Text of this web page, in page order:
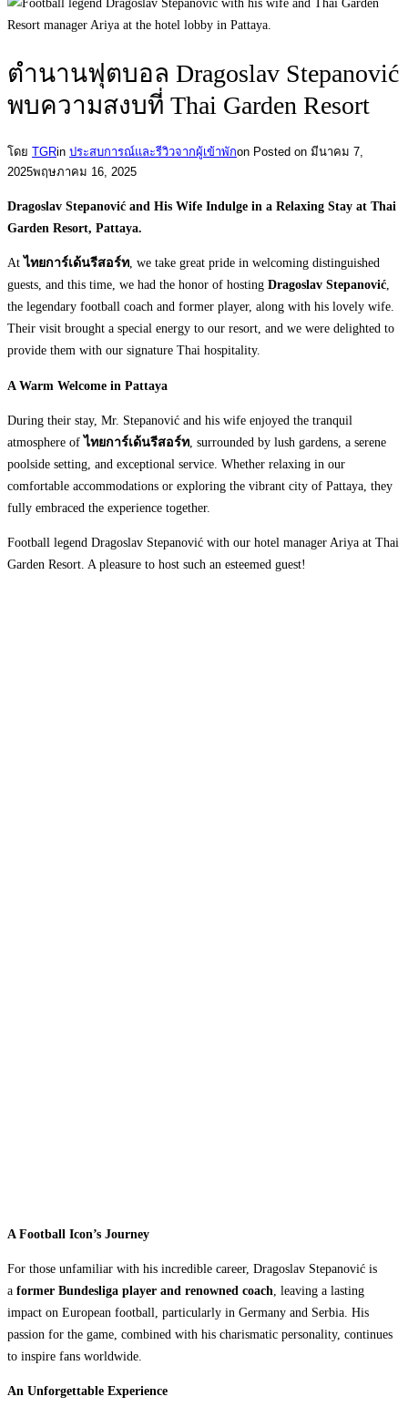
ตำนานฟุตบอล Dragoslav Stepanović
พบความสงบที่ Thai Garden Resort
โดย TGRin ประสบการณ์และรีวิวจากผู้เข้าพักon Posted on มีนาคม 7,
2025พฤษภาคม 16, 2025
Dragoslav Stepanović and His Wife Indulge in a Relaxing Stay at Thai
Garden Resort, Pattaya.
Atไทยการ์เด้นรีสอร์ท, we take great pride in welcoming distinguished
guests, and this time, we had the honor of hosting Dragoslav Stepanović,
the legendary football coach and former player, along with his lovely wife.
Their visit brought a special energy to our resort, and we were delighted to
provide them with our signature Thai hospitality.
A Warm Welcome in Pattaya
During their stay, Mr. Stepanović and his wife enjoyed the tranquil
atmosphere ofไทยการ์เด้นรีสอร์ท , surrounded by lush gardens, a serene
poolside setting, and exceptional service. Whether relaxing in our
comfortable accommodations or exploring the vibrant city of Pattaya, they
fully embraced the experience together.
Football legend Dragoslav Stepanović with our hotel manager Ariya at Thai
Garden Resort. A pleasure to host such an esteemed guest!
A Football Icon’s Journey
For those unfamiliar with his incredible career, Dragoslav Stepanović is
a former Bundesliga player and renowned coach , leaving a lasting
impact on European football, particularly in Germany and Serbia. His
passion for the game, combined with his charismatic personality, continues
to inspire fans worldwide.
An Unforgettable Experience